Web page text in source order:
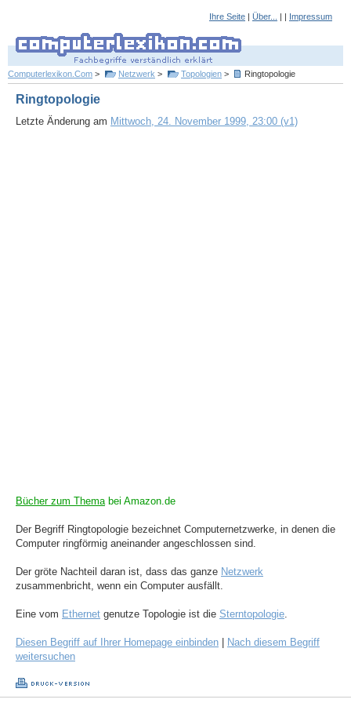
Ihre Seite | Über... | | Impressum
Computerlexikon.Com > Netzwerk > Topologien > Ringtopologie
Ringtopologie
Letzte Änderung am Mittwoch, 24. November 1999, 23:00 (v1)
Bücher zum Themabei Amazon.de
Der Begriff Ringtopologie bezeichnet Computernetzwerke, in denen die
Computer ringförmig aneinander angeschlossen sind.
Der gröte Nachteil daran ist, dass das ganze Netzwerk
zusammenbricht, wenn ein Computer ausfällt.
Eine vom Ethernet genutze Topologie ist die Sterntopologie.
Diesen Begriff auf Ihrer Homepage einbinden
Nach diesem Begriff
weitersuchen